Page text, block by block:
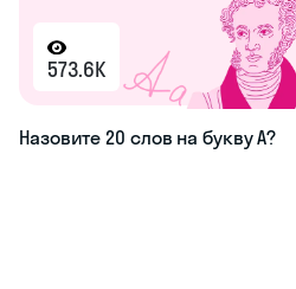
573.6K
Назовите 20 слов на букву А?